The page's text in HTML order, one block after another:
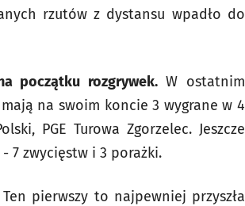
rzutów z dystansu wpadło do
początku rozgrywek.W ostatnim
na swoim koncie 3 wygrane w 4
PGE Turowa Zgorzelec. Jeszcze
7 zwycięstw i 3 porażki.
pierwszy to najpewniej przyszła